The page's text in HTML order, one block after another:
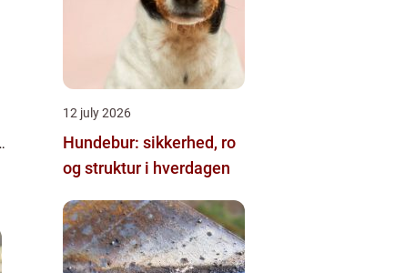
12 july 2026
Hundebur: sikkerhed, ro
og struktur i hverdagen